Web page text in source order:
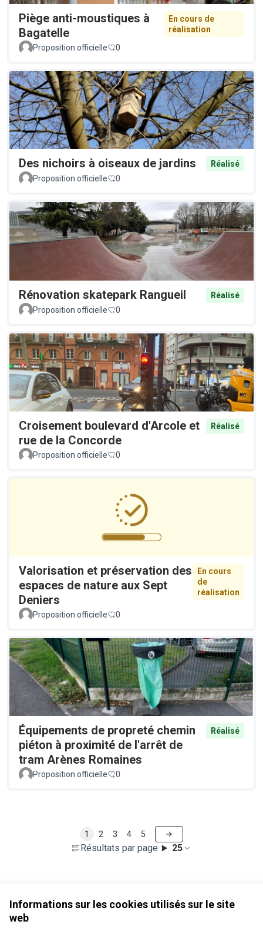
Informations sur les cookies utilisés sur le site
web
Piège anti-moustiques à
Bagatelle
En cours de
réalisation
Proposition officielle
0
Des nichoirs à oiseaux de jardins
Réalisé
Proposition officielle
0
Rénovation skatepark Rangueil
Réalisé
Proposition officielle
0
Croisement boulevard d'Arcole et
rue de la Concorde
Réalisé
Proposition officielle 0
Valorisation et préservation des
espaces de nature aux Sept
Deniers
En cours
de
réalisation
Proposition officielle 0
Équipements de propreté chemin
piéton à proximité de l'arrêt de
tram Arènes Romaines
Réalisé
Proposition officielle 0
Résultats par page : 25
1 2 3 4 5